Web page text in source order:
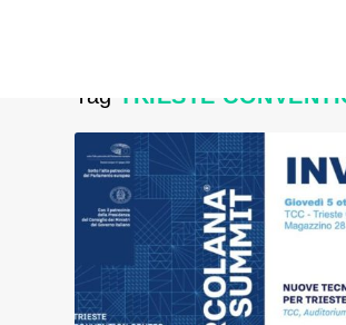
Tag TRIESTE